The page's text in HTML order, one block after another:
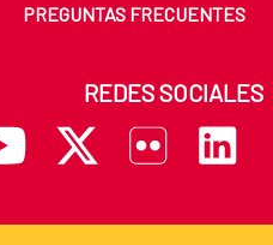
PREGUNTAS FRECUENTES
REDES SOCIALES